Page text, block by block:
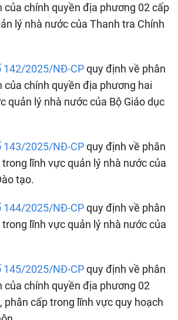
của chính quyền địa phương 02 cấp
lý nhà nước của Thanh tra Chính
142/2025/NĐ-CPquy định về phân
chính quyền địa phương hai
quản lý nhà nước của Bộ Giáo dục
143/2025/NĐ-CPquy định về phân
lĩnh vực quản lý nhà nước của
tạo.
144/2025/NĐ-CPquy định về phân
lĩnh vực quản lý nhà nước của
145/2025/NĐ-CPquy định về phân
của chính quyền địa phương 02
phân cấp trong lĩnh vực quy hoạch